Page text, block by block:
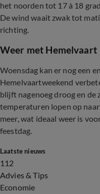
het noorden tot 17 à 18
De wind waait zwak tot
richting.
Weer met Hemelvaart
Woensdag kan er nog een
Hemelvaartweekend
blijft nagenoeg droog en de
temperaturen lopen op
meer, wat ideaal weer is
feestdag.
Laatste nieuws
112
Advies & Tips
Economie